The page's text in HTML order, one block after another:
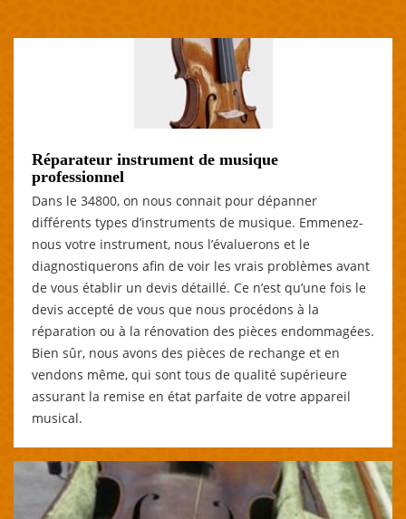
Réparateur instrument de musique
professionnel
Dans le 34800, on nous connait pour dépanner
différents types d’instruments de musique. Emmenez-
nous votre instrument, nous l’évaluerons et le
diagnostiquerons afin de voir les vrais problèmes avant
de vous établir un devis détaillé. Ce n’est qu’une fois le
devis accepté de vous que nous procédons à la
réparation ou à la rénovation des pièces endommagées.
Bien sûr, nous avons des pièces de rechange et en
vendons même, qui sont tous de qualité supérieure
assurant la remise en état parfaite de votre appareil
musical.